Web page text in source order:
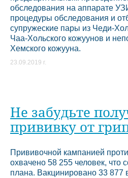
обследования на аппарате
процедуры обследования и
супружеские пары из Чеди-
Чаа-Хольского кожуунов и
Хемского кожууна.
23.09.2019 г.
Не забудьте
прививку от
Прививочной кампанией
охвачено 58 255 человек, что
плана. Вакцинировано 33 877